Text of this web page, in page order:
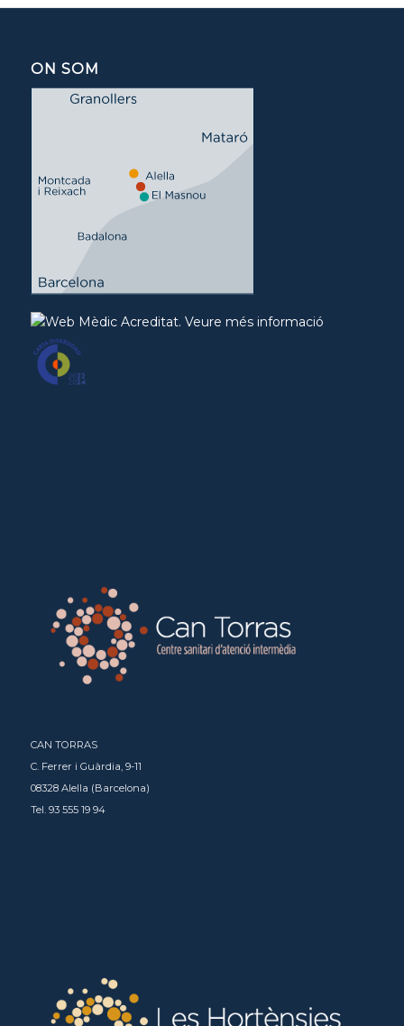
ON SOM
CAN TORRAS
C. Ferrer i Guàrdia, 9-11
08328 Alella (Barcelona)
Tel. 93 555 19 94